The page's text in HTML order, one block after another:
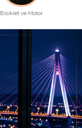
Bisiklet ve Motor